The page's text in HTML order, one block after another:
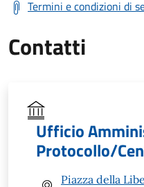
Termini e condizioni di
Contatti
Ufficio
Protocollo/
Piazza della